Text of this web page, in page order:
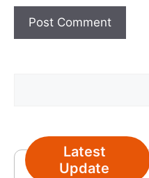
Latest
Update